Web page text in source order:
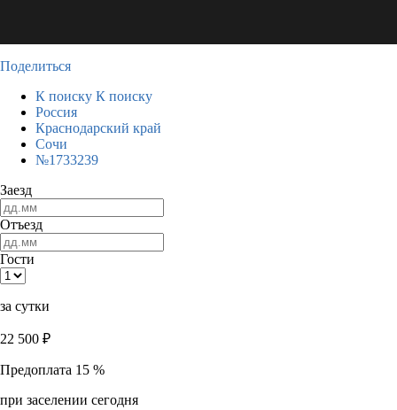
Поделиться
К поиску К поиску
Россия
Краснодарский край
Сочи
№1733239
Заезд
Отъезд
Гости
за сутки
22 500 ₽
Предоплата 15 %
при заселении сегодня